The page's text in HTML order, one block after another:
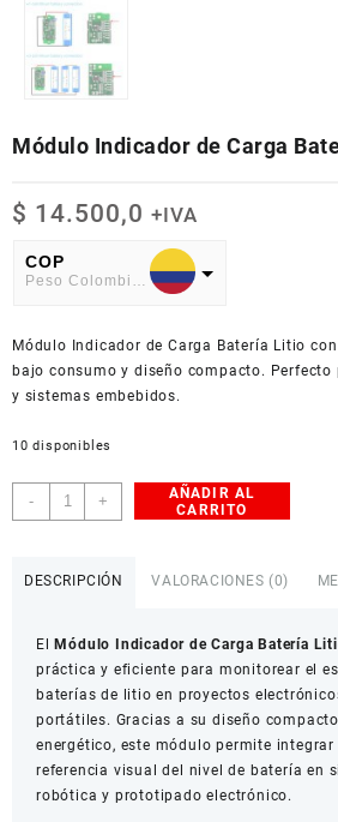
Módulo Indicador de Carga
$ 14.500,0 +IVA
COP
Peso Colombiano
American Dollar
Módulo Indicador de Carga Batería Litio
bajo consumo y diseño compacto.
y sistemas embebidos.
10 disponibles
-
Módulo
Indicador
5
Niveles
cantidad
+
AÑADIR AL
CARRITO
DESCRIPCIÓN VALORACIONES (0)
El Módulo Indicador de Carga Batería
práctica y eficiente para monitorear el
baterías de litio en proyectos
portátiles. Gracias a su diseño
energético, este módulo permite
referencia visual del nivel de batería en
robótica y prototipado electrónico.